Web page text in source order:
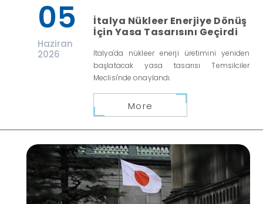
05
Haziran
2026
İtalya Nükleer Enerjiye Dönüş
İçin Yasa Tasarısını Geçirdi
İtalya'da nükleer enerji üretimini yeniden
başlatacak yasa tasarısı Temsilciler
Meclisi'nde onaylandı.
More